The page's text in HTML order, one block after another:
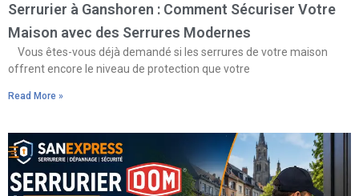
Serrurier à Ganshoren : Comment Sécuriser Votre
Maison avec des Serrures Modernes
Vous êtes-vous déjà demandé si les serrures de votre maison
offrent encore le niveau de protection que votre
Read More »